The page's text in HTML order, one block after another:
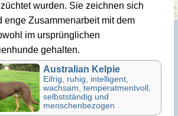
wurden. Sie zeichnen sich
enge Zusammenarbeit mit dem
im ursprünglichen
gehalten.
Australian Kelpie
Eifrig, ruhig, intelligent,
wachsam, temperatmentvoll,
selbstständig und
menschenbezogen